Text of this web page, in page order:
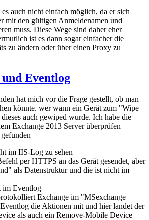
auch nicht einfach möglich, da er sich
mit den gültigen Anmeldenamen und
muss. Diese Wege sind daher eher
ist es dann sogar einfacher die
zu ändern oder über einen Proxy zu
Eventlog
hat mich vor die Frage gestellt, ob man
könnte. wer wann ein Gerät zum "Wipe
auch gewiped wurde. Ich habe die
Exchange 2013 Server überprüfen
im IIS-Log zu sehen
per HTTPS an das Gerät gesendet, aber
als Datenstruktur und die ist nicht im
im Eventlog
Exchange im "MSexchange
die Aktionen mit und hier landet der
als auch ein Remove-Mobile Device